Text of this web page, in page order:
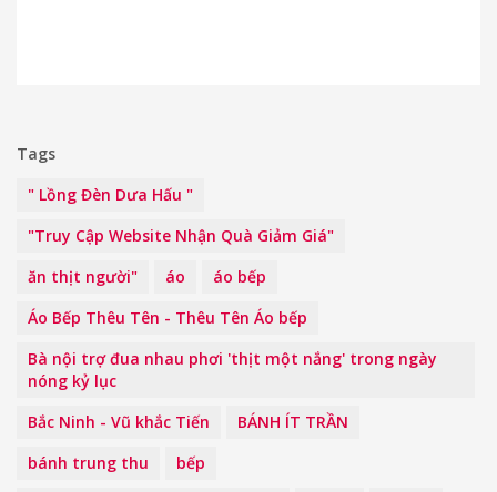
Tags
" Lồng Đèn Dưa Hấu "
"Truy Cập Website Nhận Quà Giảm Giá"
ăn thịt người"
áo
áo bếp
Áo Bếp Thêu Tên - Thêu Tên Áo bếp
Bà nội trợ đua nhau phơi 'thịt một nắng' trong ngày
nóng kỷ lục
Bắc Ninh - Vũ khắc Tiến
BÁNH ÍT TRẦN
bánh trung thu
bếp